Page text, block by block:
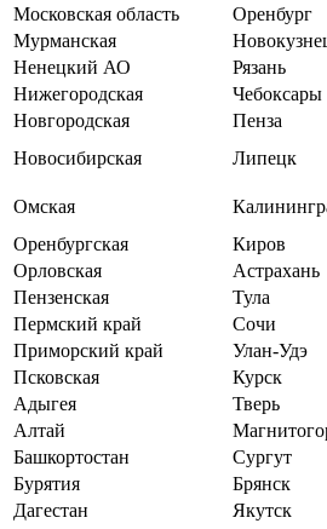
Московская область
Оренбург
Мурманская
Ненецкий АО
Рязань
Нижегородская
Чебоксары
Новгородская
Пенза
Новосибирская
Липецк
Омская
Оренбургская
Киров
Орловская
Астрахань
Пензенская
Тула
Пермский край
Сочи
Приморский край
Улан-Удэ
Псковская
Курск
Адыгея
Тверь
Алтай
Башкортостан
Сургут
Бурятия
Брянск
Дагестан
Якутск